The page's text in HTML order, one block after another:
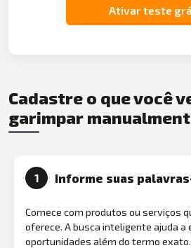
Ativar teste
Cadastre o que você
garimpar
1 Informe suas
Comece com produtos ou serviços
oferece. A busca inteligente ajuda a
oportunidades além do termo exato.